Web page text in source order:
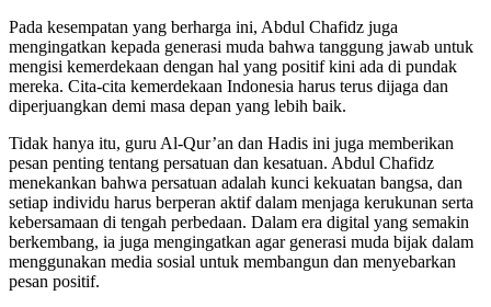
Pada kesempatan yang berharga ini, Abdul Chafidz juga
mengingatkan kepada generasi muda bahwa tanggung jawab untuk
mengisi kemerdekaan dengan hal yang positif kini ada di pundak
mereka. Cita-cita kemerdekaan Indonesia harus terus dijaga dan
diperjuangkan demi masa depan yang lebih baik.
Tidak hanya itu, guru Al-Qur’an dan Hadis ini juga memberikan
pesan penting tentang persatuan dan kesatuan. Abdul Chafidz
menekankan bahwa persatuan adalah kunci kekuatan bangsa, dan
setiap individu harus berperan aktif dalam menjaga kerukunan serta
kebersamaan di tengah perbedaan. Dalam era digital yang semakin
berkembang, ia juga mengingatkan agar generasi muda bijak dalam
menggunakan media sosial untuk membangun dan menyebarkan
pesan positif.